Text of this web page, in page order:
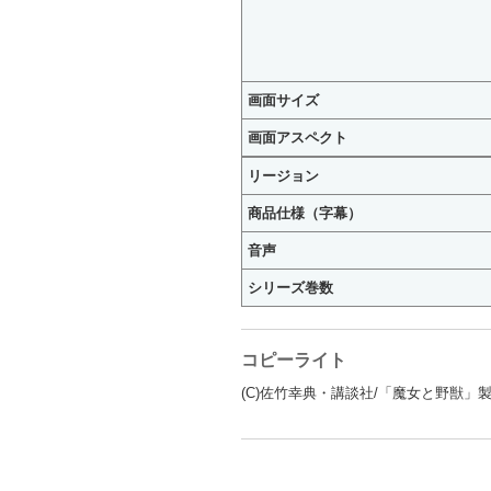
画面サイズ
画面アスペクト
リージョン
商品仕様（字幕）
音声
シリーズ巻数
コピーライト
(C)佐竹幸典・講談社/「魔女と野獣」